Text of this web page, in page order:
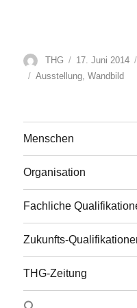
Autor
THG
Veröffentlicht
am
17. Juni 2014
Schlagwörter
Ausstellung ,Wandbild
Menschen
Organisation
Fachliche
Zukunfts-
THG-Zeitung